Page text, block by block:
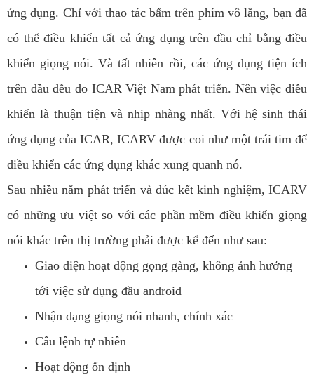
ứng dụng. Chỉ với thao tác bấm trên phím vô lăng, bạn đã
có thể điều khiển tất cả ứng dụng trên đầu chỉ bằng điều
khiển giọng nói. Và tất nhiên rồi, các ứng dụng tiện ích
trên đầu đều do ICAR Việt Nam phát triển. Nên việc điều
khiển là thuận tiện và nhịp nhàng nhất. Với hệ sinh thái
ứng dụng của ICAR, ICARV được coi như một trái tim để
điều khiển các ứng dụng khác xung quanh nó.
Sau nhiều năm phát triển và đúc kết kinh nghiệm, ICARV
có những ưu việt so với các phần mềm điều khiển giọng
nói khác trên thị trường phải được kể đến như sau:
Giao diện hoạt động gọng gàng, không ảnh hưởng
tới việc sử dụng đầu android
Nhận dạng giọng nói nhanh, chính xác
Câu lệnh tự nhiên
Hoạt động ổn định